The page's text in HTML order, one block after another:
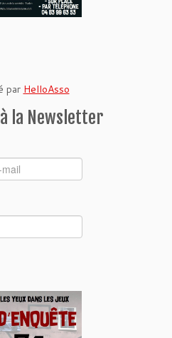
par HelloAsso
la Newsletter